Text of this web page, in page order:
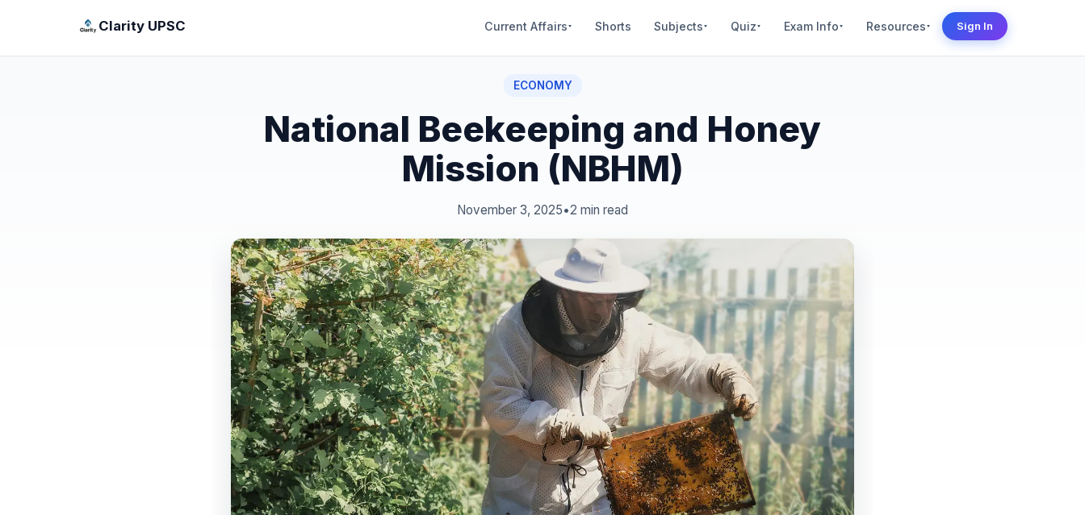
Clarity UPSC Current Affairs▾ Shorts Subjects▾ Quiz▾ Exam Info▾ Resources▾ Sign In
ECONOMY
National Beekeeping and Honey
Mission (NBHM)
November 3, 2025•2 min read